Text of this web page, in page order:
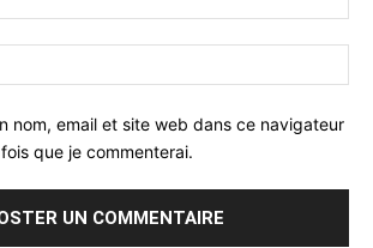
nom, email et site web dans ce navigateur
que je commenterai.